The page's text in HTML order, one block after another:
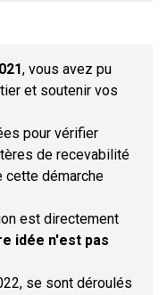
, vous avez pu
et soutenir vos
pour vérifier
de recevabilité
cette démarche
est directement
idée n'est pas
se sont déroulés